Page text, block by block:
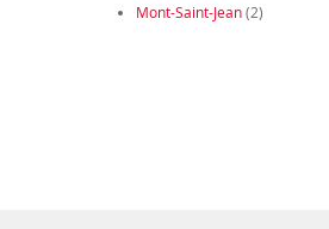
Mont-Saint-Jean(2)